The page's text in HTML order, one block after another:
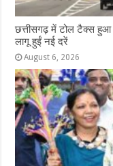
छत्तीसगढ़ में टोल टैक्स हुआ
लागू हुईं नई दरें
August 6, 2026